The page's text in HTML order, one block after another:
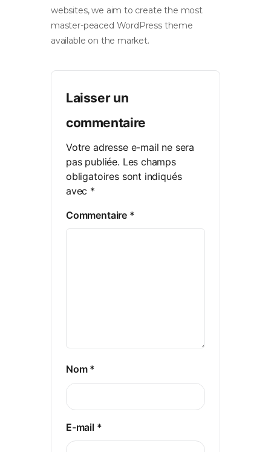
websites, we aim to create the most
master-peaced WordPress theme
available on the market.
Laisser un
commentaire
Votre adresse e-mail ne sera
pas publiée. Les champs
obligatoires sont indiqués
avec *
Commentaire *
Nom *
E-mail *